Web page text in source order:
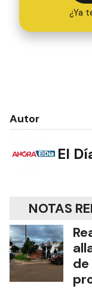
¿Ya
Autor
El
NOTAS